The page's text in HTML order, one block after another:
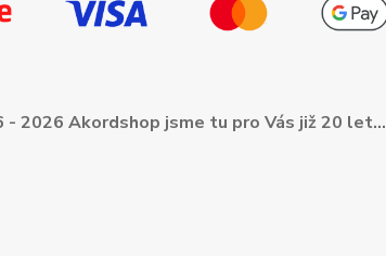
- 2026 Akordshop jsme tu pro Vás již 20 let...